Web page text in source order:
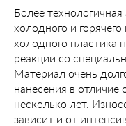
Более
холодного и
холодного пластика
реакции со
Материал очень
нанесения в
несколько лет.
зависит и от